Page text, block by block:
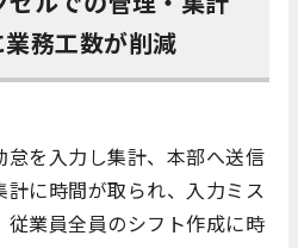
務工数が削減
を入力し集計、本部へ送信
に時間が取られ、入力ミス
業員全員のシフト作成に時